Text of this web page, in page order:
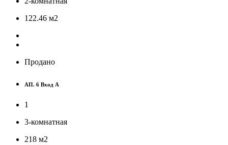
122.46 м2
Продано
АП. 6 Вход A
1
3-комнатная
218 м2